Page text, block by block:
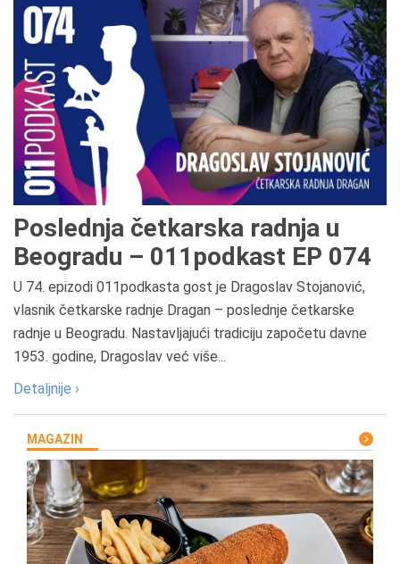
Poslednja četkarska radnja u
Beogradu – 011podkast EP 074
U 74. epizodi 011podkasta gost je Dragoslav Stojanović,
vlasnik četkarske radnje Dragan – poslednje četkarske
radnje u Beogradu. Nastavljajući tradiciju započetu davne
1953. godine, Dragoslav već više...
Detaljnije ›
MAGAZIN